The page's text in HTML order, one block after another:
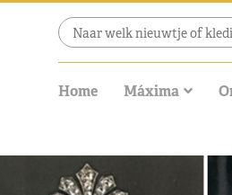
Home Máxima